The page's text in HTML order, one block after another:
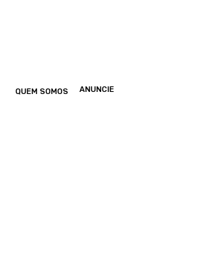
QUEM SOMOS ANUNCIE